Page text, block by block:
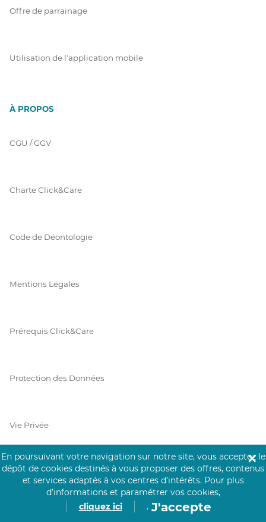
Offre de parrainage
Utilisation de l'application mobile
À PROPOS
CGU / GGV
Charte Click&Care
Code de Déontologie
Mentions Légales
Prérequis Click&Care
Protection des Données
Vie Privée
PAIEMENT SÉCURISÉ
La collecte de vos informations de carte bancaire est cryptée
et assurée par Mangopay, société dûment agréée auprès de la
En poursuivant votre navigation sur notre site, vous acceptez le
dépôt de cookies destinés à vous proposer des offres, contenus
et services adaptés à vos centres d’intérêts. Pour plus
d’informations et paramétrer vos cookies,
cliquez ici
. J'accepte
✕